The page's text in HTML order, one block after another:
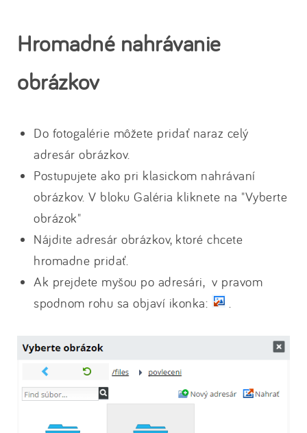
Hromadné nahrávanie
obrázkov
Do fotogalérie môžete pridať naraz celý
adresár obrázkov.
Postupujete ako pri klasickom nahrávaní
obrázkov. V bloku Galéria kliknete na "Vyberte
obrázok"
Nájdite adresár obrázkov, ktoré chcete
hromadne pridať.
Ak prejdete myšou po adresári, v pravom
spodnom rohu sa objaví ikonka: